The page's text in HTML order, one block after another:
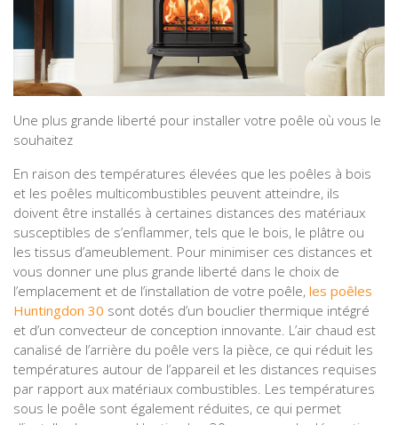
Une plus grande liberté pour installer votre poêle où vous le
souhaitez
En raison des températures élevées que les poêles à bois
et les poêles multicombustibles peuvent atteindre, ils
doivent être installés à certaines distances des matériaux
susceptibles de s’enflammer, tels que le bois, le plâtre ou
les tissus d’ameublement. Pour minimiser ces distances et
vous donner une plus grande liberté dans le choix de
l’emplacement et de l’installation de votre poêle, les poêles
Huntingdon 30 sont dotés d’un bouclier thermique intégré
et d’un convecteur de conception innovante. L’air chaud est
canalisé de l’arrière du poêle vers la pièce, ce qui réduit les
températures autour de l’appareil et les distances requises
par rapport aux matériaux combustibles. Les températures
sous le poêle sont également réduites, ce qui permet